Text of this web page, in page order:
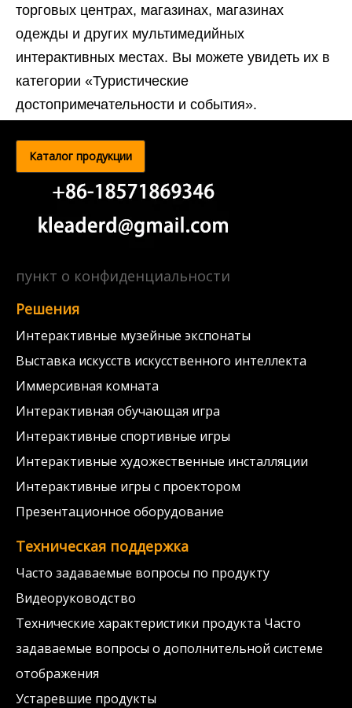
торговых центрах, магазинах, магазинах
одежды и других мультимедийных
интерактивных местах. Вы можете увидеть их в
категории «Туристические
достопримечательности и события».
Каталог продукции
пункт о конфиденциальности
Решения
Интерактивные музейные экспонаты
Выставка искусств искусственного интеллекта
Иммерсивная комната
Интерактивная обучающая игра
Интерактивные спортивные игры
Интерактивные художественные инсталляции
Интерактивные игры с проектором
Презентационное оборудование
Техническая поддержка
Часто задаваемые вопросы по продукту
Видеоруководство
Технические характеристики продукта Часто
задаваемые вопросы о дополнительной системе
отображения
Устаревшие продукты